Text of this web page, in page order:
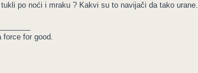
po noći i mraku ? Kakvi su to navijači da tako urane.
force for good.